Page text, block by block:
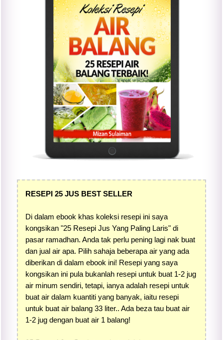
RESEPI 25 JUS BEST SELLER
Di dalam ebook khas koleksi resepi ini saya
kongsikan "25 Resepi Jus Yang Paling Laris" di
pasar ramadhan. Anda tak perlu pening lagi nak buat
dan jual air apa. Pilih sahaja beberapa air yang ada
diberikan di dalam ebook ini! Resepi yang saya
kongsikan ini pula bukanlah resepi untuk buat 1-2 jug
air minum sendiri, tetapi, ianya adalah resepi untuk
buat air dalam kuantiti yang banyak, iaitu resepi
untuk buat air balang 33 liter.. Ada beza tau buat air
1-2 jug dengan buat air 1 balang!